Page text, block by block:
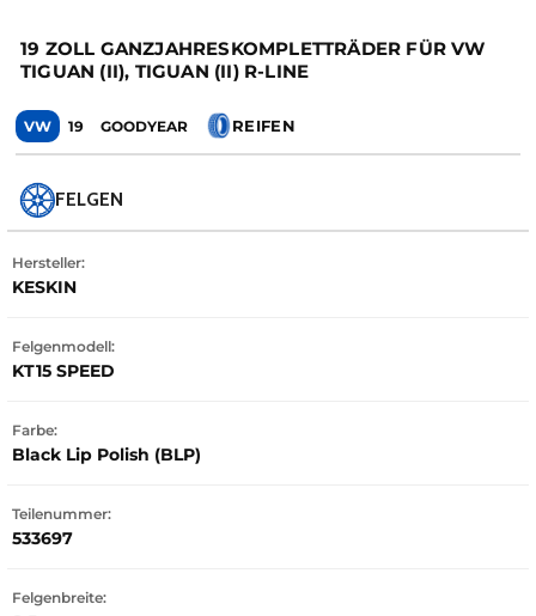
19 ZOLL GANZJAHRESKOMPLETTRÄDER FÜR VW
TIGUAN (II), TIGUAN (II) R-LINE
VW 19 GOODYEAR REIFEN
FELGEN
Hersteller:
KESKIN
Felgenmodell:
KT15 SPEED
Farbe:
Black Lip Polish (BLP)
Teilenummer:
533697
Felgenbreite: